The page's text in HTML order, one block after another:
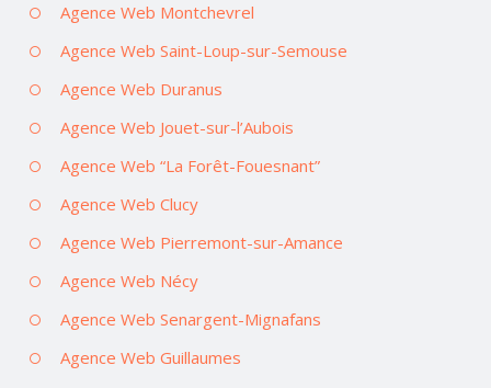
Agence Web Montchevrel
Agence Web Saint-Loup-sur-Semouse
Agence Web Duranus
Agence Web Jouet-sur-l’Aubois
Agence Web “La Forêt-Fouesnant”
Agence Web Clucy
Agence Web Pierremont-sur-Amance
Agence Web Nécy
Agence Web Senargent-Mignafans
Agence Web Guillaumes